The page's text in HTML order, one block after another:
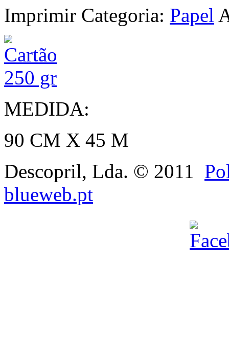
Imprimir Categoria: Papel
MEDIDA:
90 CM X 45 M
Descopril, Lda. © 2011
blueweb.pt